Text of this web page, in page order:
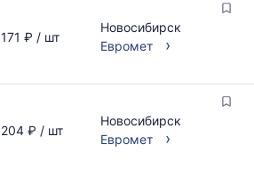
171 ₽ / шт
Новосибирск
Евромет
›
204 ₽ / шт
Новосибирск
Евромет
›